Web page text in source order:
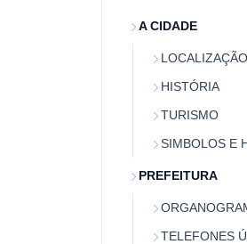
A CIDADE
LOCALIZAÇÃO
HISTÓRIA
TURISMO
SIMBOLOS E
PREFEITURA
TELEFONES